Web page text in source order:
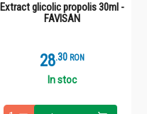
Extract glicolic propolis 30ml -
FAVISAN
28.3 RON
In stoc